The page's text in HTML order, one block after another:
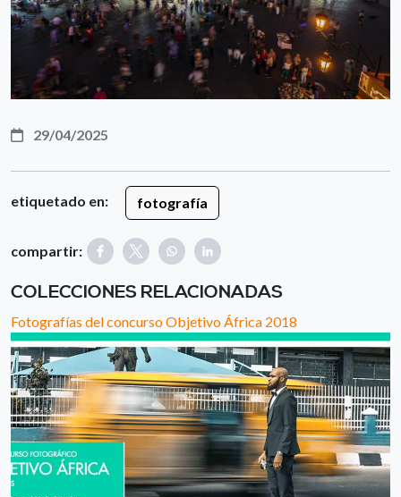
29/04/2025
etiquetado en: fotografía
compartir:
COLECCIONES RELACIONADAS
Fotografías del concurso Objetivo África 2018